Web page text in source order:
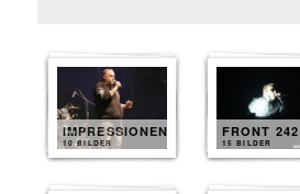
IMPRESSIONEN
10 BILDER
FRONT 242
15 BILDER